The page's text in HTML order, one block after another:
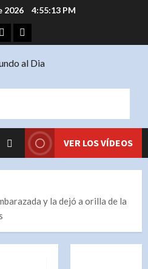
2026 4:55:13 PM
FacebookInstagram
VER LOS VÍDEOS
y la dejó a orilla de la